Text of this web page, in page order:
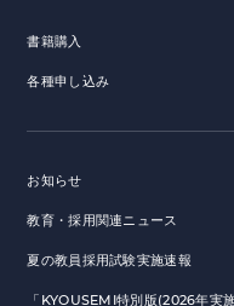
書籍購入
各種申し込み
お知らせ
教育・採用関連ニュース
夏の教員採用試験実施速報
「KYOUSEMI特別版(2026年実